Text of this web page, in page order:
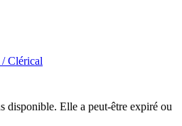
Clérical
disponible. Elle a peut-être expiré ou